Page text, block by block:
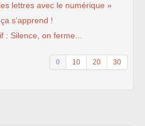
lettres avec le numérique »
s’apprend !
: Silence, on ferme...
0 10 20 30